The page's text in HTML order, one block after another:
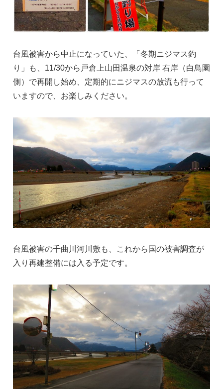
台風被害から中止になっていた、「冬期ニジマス釣
り」も、11/30から戸倉上山田温泉の対岸 右岸（白鳥園
側）で再開し始め、定期的にニジマスの放流も行って
いますので、お楽しみください。
台風被害の千曲川河川敷も、これから国の被害調査が
入り再建整備には入る予定です。